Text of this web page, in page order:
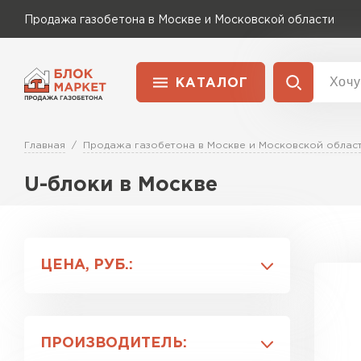
Продажа газобетона в Москве и Московской области
КАТАЛОГ
Товар
Газобетон Бонолит
Газобетон Ютонг
Газобетон
Главная Продажа газобетона в Москве и Московской
U-блоки в Москве
ЦЕНА, РУБ.:
ПРОИЗВОДИТЕЛЬ:
Газобетон Бонолит